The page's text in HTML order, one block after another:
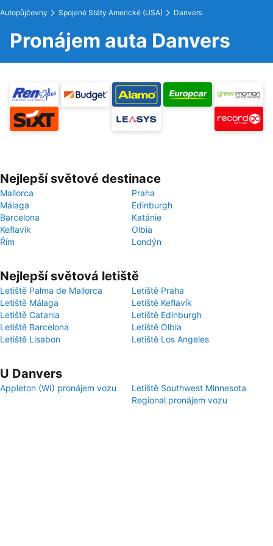
Autopůjčovny Spojené Státy Americké (USA) Danvers
Pronájem auta Danvers
Nejlepší světové destinace
Mallorca
Praha
Málaga
Edinburgh
Barcelona
Katánie
Keflavík
Olbia
Řím
Londýn
Nejlepší světová letiště
Letiště Palma de Mallorca
Letiště Praha
Letiště Málaga
Letiště Keflavík
Letiště Catania
Letiště Edinburgh
Letiště Barcelona
Letiště Olbia
Letiště Lisabon
Letiště Los Angeles
U Danvers
Appleton (WI) pronájem vozu
Letiště Southwest Minnesota
Regional pronájem vozu